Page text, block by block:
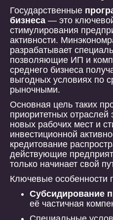
Государственные
бизнеса — это
стимулирования
активности.
разрабатывает
позволяющие ИП и
среднего бизнеса
выгодных условиях по
рыночными.
Основная цель таких
приоритетных отраслей
новых рабочих мест и
инвестиционной
кредитование
действующие
только начинает свой
Ключевые особенности
Субсидирование
её частичная